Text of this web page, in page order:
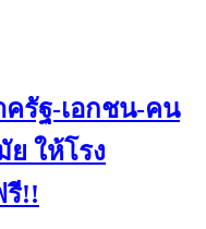
รัฐ-เอกชน-คน
ให้โรง
รี!!